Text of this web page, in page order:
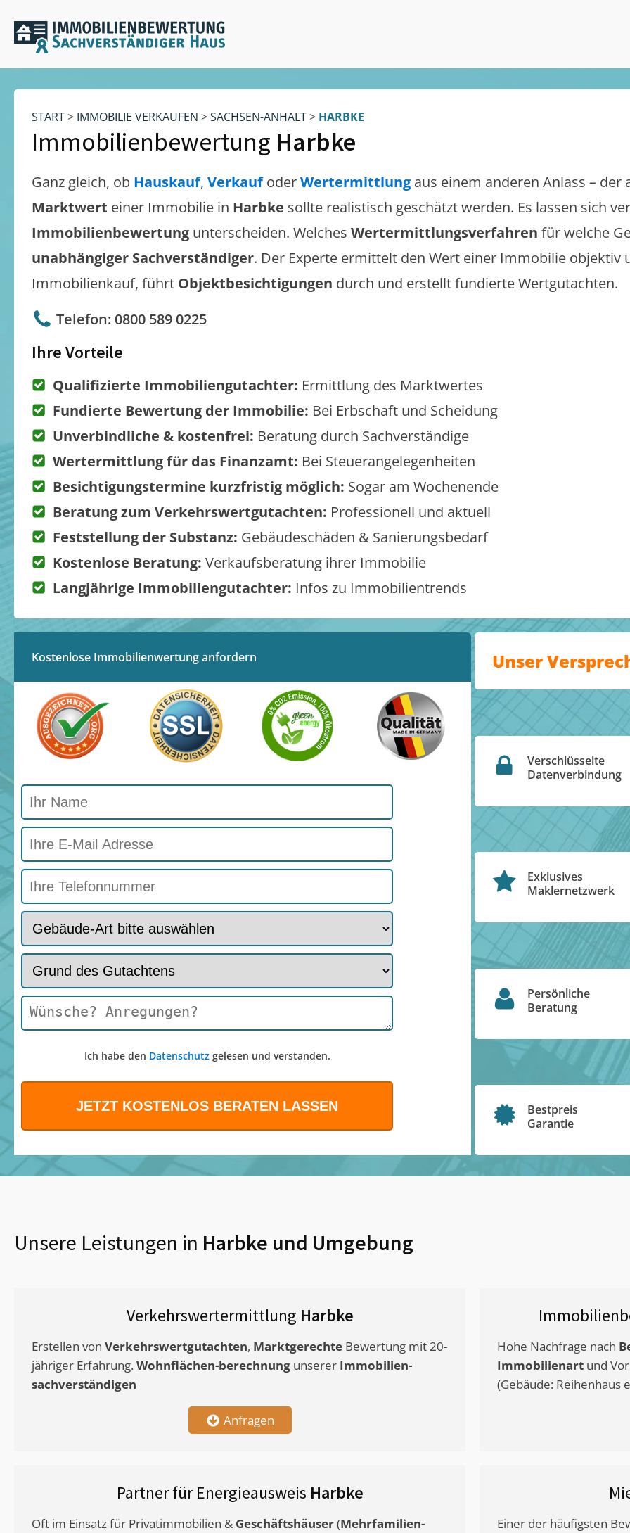
START> IMMOBILIE VERKAUFEN >SACHSEN-ANHALT> HARBKE
Immobilienbewertung Harbke
Ganz gleich, ob Hauskauf, VerkaufoderWertermittlung aus einem anderen Anlass – der
Marktwert einer Immobilie in Harbke sollte realistisch geschätzt werden. Es lassen sich
Immobilienbewertung unterscheiden. Welches Wertermittlungsverfahren für welche
unabhängiger Sachverständiger. Der Experte ermittelt den Wert einer Immobilie objektiv
Immobilienkauf, führt Objektbesichtigungen durch und erstellt fundierte Wertgutachten.
Telefon: 0800 589 0225
Ihre Vorteile
Qualifizierte Immobiliengutachter: Ermittlung des Marktwertes
Fundierte Bewertung der Immobilie: Bei Erbschaft und Scheidung
Unverbindliche & kostenfrei: Beratung durch Sachverständige
Wertermittlung für das Finanzamt: Bei Steuerangelegenheiten
Besichtigungstermine kurzfristig möglich: Sogar am Wochenende
Beratung zum Verkehrswertgutachten: Professionell und aktuell
Feststellung der Substanz: Gebäudeschäden & Sanierungsbedarf
Kostenlose Beratung: Verkaufsberatung ihrer Immobilie
Langjährige Immobiliengutachter: Infos zu Immobilientrends
Kostenlose Immobilienwertung anfordern
Ich habe den Datenschutzgelesen und verstanden.
Unser
Verschlüsselte
Datenverbindung
Exklusives
Maklernetzwerk
Persönliche
Beratung
Bestpreis
Garantie
Unsere Leistungen in Harbke und Umgebung
Verkehrswertermittlung Harbke
Erstellen von Verkehrswertgutachten, Marktgerechte Bewertung mit 20-
jähriger Erfahrung. Wohnflächen-berechnung unserer Immobilien-
sachverständigen
Anfragen
Hohe Nachfrage nach
Immobilienart und
(Gebäude: Reihenhaus
Partner für Energieausweis Harbke
Oft im Einsatz für Privatimmobilien & Geschäftshäuser(Mehrfamilien-
Einer der häufigsten